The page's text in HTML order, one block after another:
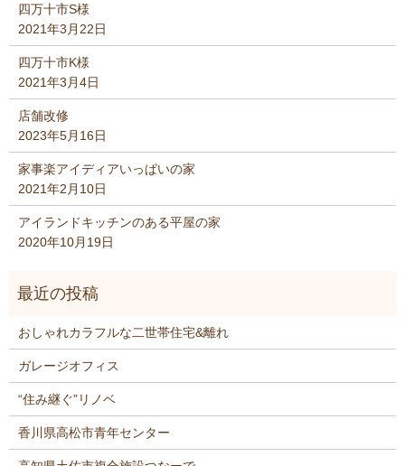
四万十市S様
2021年3月22日
四万十市K様
2021年3月4日
店舗改修
2023年5月16日
家事楽アイディアいっぱいの家
2021年2月10日
アイランドキッチンのある平屋の家
2020年10月19日
おしゃれカラフルな二世帯住宅&離れ
ガレージオフィス
“住み継ぐ”リノベ
香川県高松市青年センター